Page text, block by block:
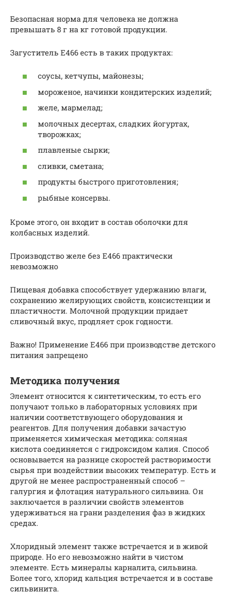
Безопасная норма для человека не должна
превышать 8 г на кг готовой продукции.
Загуститель Е466 есть в таких продуктах:
соусы, кетчупы, майонезы;
мороженое, начинки кондитерских изделий;
желе, мармелад;
молочных десертах, сладких йогуртах,
творожках;
плавленые сырки;
сливки, сметана;
продукты быстрого приготовления;
рыбные консервы.
Кроме этого, он входит в состав оболочки для
колбасных изделий.
Производство желе без Е466 практически
невозможно
Пищевая добавка способствует удержанию влаги,
сохранению желирующих свойств, консистенции и
пластичности. Молочной продукции придает
сливочный вкус, продляет срок годности.
Важно! Применение Е466 при производстве детского
питания запрещено
Методика получения
Элемент относится к синтетическим, то есть его
получают только в лабораторных условиях при
наличии соответствующего оборудования и
реагентов. Для получения добавки зачастую
применяется химическая методика: соляная
кислота соединяется с гидроксидом калия. Способ
основывается на разнице скоростей растворимости
сырья при воздействии высоких температур. Есть и
другой не менее распространенный способ –
галургия и флотация натурального сильвина. Он
заключается в различии свойств элементов
удерживаться на грани разделения фаз в жидких
средах.
Хлоридный элемент также встречается и в живой
природе. Но его невозможно найти в чистом
элементе. Есть минералы карналита, сильвина.
Более того, хлорид кальция встречается и в составе
сильвинита.